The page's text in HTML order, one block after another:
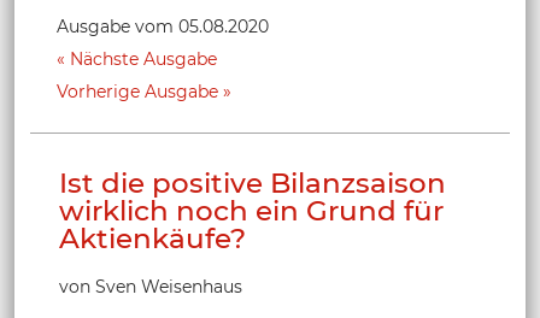
Ausgabe vom 05.08.2020
Nächste Ausgabe
Vorherige Ausgabe
Ist die positive Bilanzsaison
wirklich noch ein Grund für
Aktienkäufe?
von Sven Weisenhaus